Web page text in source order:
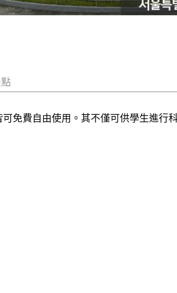
免費自由使用。其不僅可供學生進行